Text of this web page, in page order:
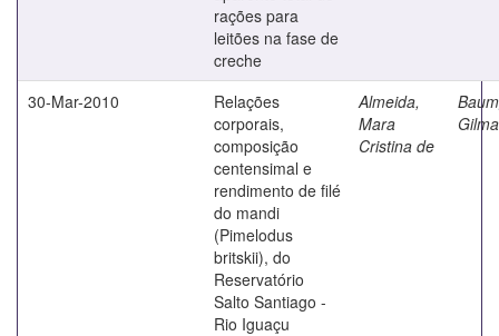
rações para
leitões na fase de
creche
30-Mar-2010
Relações
corporais,
composição
centensimal e
rendimento de filé
do mandi
(Pimelodus
britskii), do
Reservatório
Salto Santiago -
Rio Iguaçu
Almeida,
Mara
Cristina de